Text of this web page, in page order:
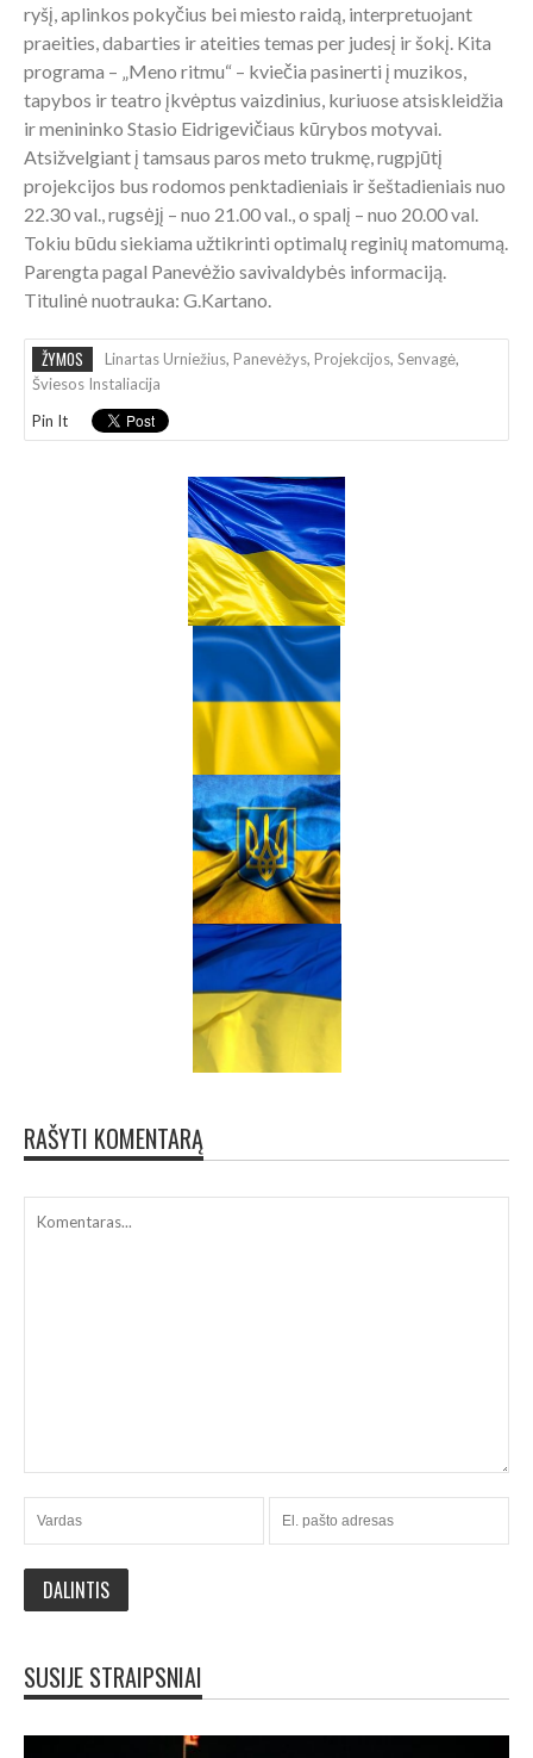
ryšį, aplinkos pokyčius bei miesto raidą, interpretuojant
praeities, dabarties ir ateities temas per judesį ir šokį. Kita
programa – „Meno ritmu“ – kviečia pasinerti į muzikos,
tapybos ir teatro įkvėptus vaizdinius, kuriuose atsiskleidžia
ir menininko Stasio Eidrigevičiaus kūrybos motyvai.
Atsižvelgiant į tamsaus paros meto trukmę, rugpjūtį
projekcijos bus rodomos penktadieniais ir šeštadieniais nuo
22.30 val., rugsėjį – nuo 21.00 val., o spalį – nuo 20.00 val.
Tokiu būdu siekiama užtikrinti optimalų reginių matomumą.
Parengta pagal Panevėžio savivaldybės informaciją.
Titulinė nuotrauka: G.Kartano.
ŽYMOS Linartas Urniežius, Panevėžys, Projekcijos, Senvagė,
Šviesos Instaliacija
Pin It
RAŠYTI KOMENTARĄ
SUSIJE STRAIPSNIAI